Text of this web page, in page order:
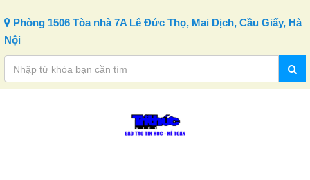
Phòng 1506 Tòa nhà 7A Lê Đức Thọ, Mai Dịch, Cầu Giấy, Hà
Nội